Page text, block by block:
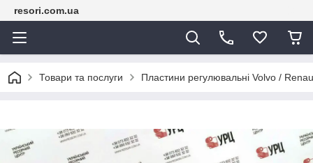
resori.com.ua
Товари та послуги Пластини регулювальні Volvo /